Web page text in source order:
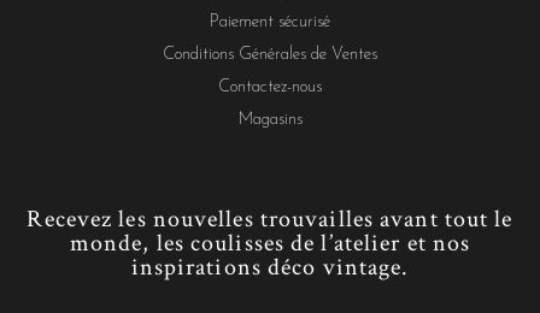
Paiement sécurisé
Conditions Générales de Ventes
Contactez-nous
Magasins
Recevez les nouvelles trouvailles avant tout le
monde, les coulisses de l’atelier et nos
inspirations déco vintage.